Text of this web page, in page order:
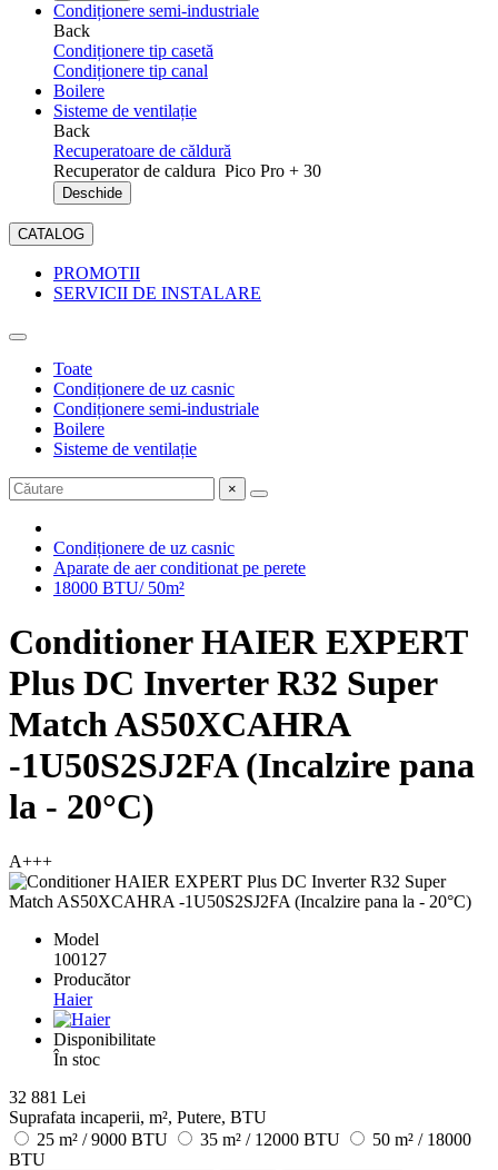
Condiționere semi-industriale
Back
Condiționere tip casetă
Condiționere tip canal
Boilere
Sisteme de ventilație
Back
Recuperatoare de căldură
Recuperator de caldura Pico Pro + 30
Deschide
CATALOG
PROMOTII
SERVICII DE INSTALARE
Toate
Condiționere de uz casnic
Condiționere semi-industriale
Boilere
Sisteme de ventilație
×
Condiționere de uz casnic
Aparate de aer conditionat pe perete
18000 BTU/ 50m²
Conditioner HAIER EXPERT
Plus DC Inverter R32 Super
Match AS50XCAHRA
-1U50S2SJ2FA (Incalzire pana
la - 20°C)
A+++
Model
100127
Producător
Haier
Disponibilitate
În stoc
32 881 Lei
Suprafata incaperii, m², Putere, BTU
25 m² / 9000 BTU
35 m² / 12000 BTU
50 m² / 18000
BTU